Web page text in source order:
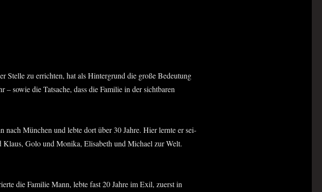
Stel­le zu errich­ten, hat als Hin­ter­grund die gro­ße Bedeu­tung
sowie die Tat­sa­che, dass die Fami­lie in der sicht­ba­ren
Mün­chen und leb­te dort über 30 Jah­re. Hier lern­te er sei­
Golo und Moni­ka, Eli­sa­beth und Micha­el zur Welt.
die Fami­lie Mann, leb­te fast 20 Jah­re im Exil, zuerst in